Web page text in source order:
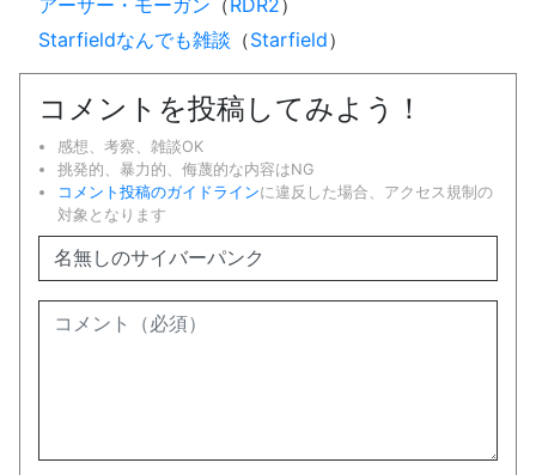
Starfieldなんでも雑談 （Starfield）
コメントを投稿してみよう！
感想、考察、雑談OK
挑発的、暴力的、侮蔑的な内容はNG
コメント投稿のガイドラインに違反した場合、アクセス規制の
対象となります